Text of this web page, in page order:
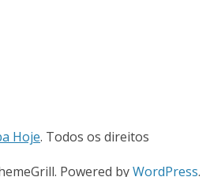
Hoje. Todos os direitos
Powered byWordPress.